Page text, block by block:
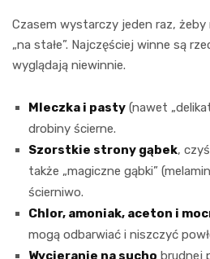
Czasem wystarczy jeden raz, żeby
„na stałe”. Najczęściej winne są
wyglądają niewinnie.
Mleczka i pasty (nawet
drobiny ścierne.
Szorstkie strony gąbek,
także „magiczne gąbki”
ścierniwo.
Chlor, amoniak, aceton i
mogą odbarwiać i niszczyć
Wycieranie na sucho brudnej